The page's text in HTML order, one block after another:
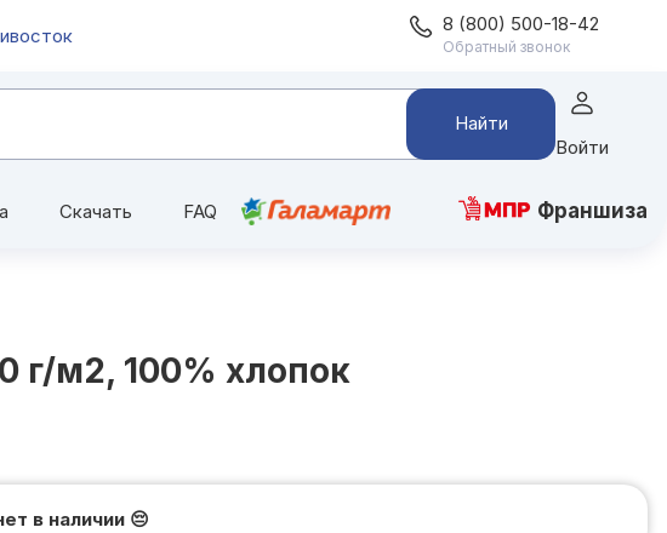
8 (800) 500-18-42
Обратный звонок
Найти
Войти
Скачать FAQ Франшиза
г/м2, 100% хлопок
в наличии 😔